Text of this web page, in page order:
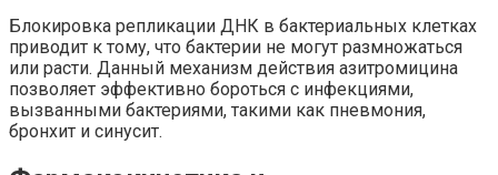
Блокировка репликации ДНК в бактериальных клетках
приводит к тому, что бактерии не могут размножаться
или расти. Данный механизм действия азитромицина
позволяет эффективно бороться с инфекциями,
вызванными бактериями, такими как пневмония,
бронхит и синусит.